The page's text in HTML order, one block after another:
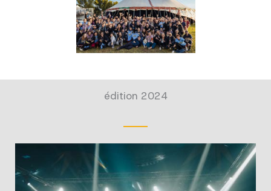
édition 2024